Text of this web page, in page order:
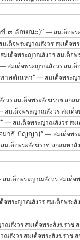
๓ ลักษณะ)” — สมเด็จพร
เด็จพระญาณสังวร สมเด็จพ
มเด็จพระญาณสังวร สมเด็จ
— สมเด็จพระญาณสังวร สมเ
าสตัณหา” — สมเด็จพระญ
วร สมเด็จพระสังฆราช สกล
สมเด็จพระญาณสังวร สมเด็
— สมเด็จพระญาณสังวร สม
มาธิ ปัญญา)” — สมเด็จพร
มเด็จพระสังฆราช สกลมหา
มเด็จพระญาณสังวร สมเด็จ
จพระญาณสังวร สมเด็จพระ
ณสังวร สมเด็จพระสังฆราช
ณสังวร สมเด็จพระสังฆราช